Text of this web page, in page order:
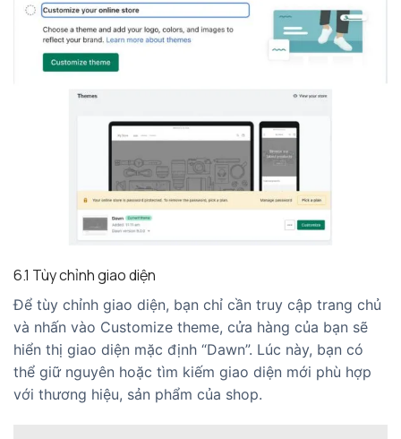
6.1 Tùy chỉnh giao diện
Để tùy chỉnh giao diện, bạn chỉ cần truy cập trang chủ
và nhấn vào Customize theme, cửa hàng của bạn sẽ
hiển thị giao diện mặc định “Dawn”. Lúc này, bạn có
thể giữ nguyên hoặc tìm kiếm giao diện mới phù hợp
với thương hiệu, sản phẩm của shop.